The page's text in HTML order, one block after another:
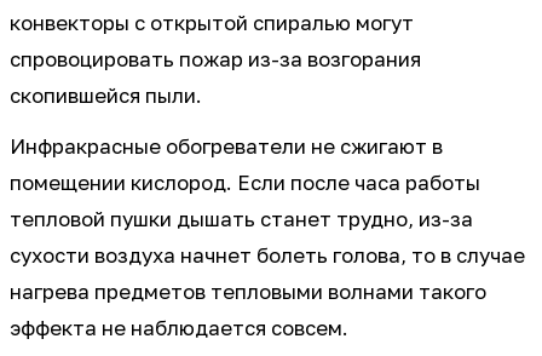
конвекторы с открытой спиралью могут
спровоцировать пожар из-за возгорания
скопившейся пыли.
Инфракрасные обогреватели не сжигают в
помещении кислород. Если после часа работы
тепловой пушки дышать станет трудно, из-за
сухости воздуха начнет болеть голова, то в случае
нагрева предметов тепловыми волнами такого
эффекта не наблюдается совсем.